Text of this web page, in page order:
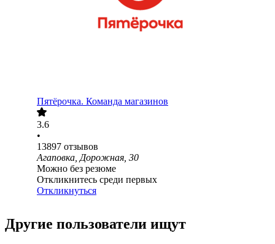
Пятёрочка. Команда магазинов
3.6
•
13897 отзывов
Агаповка, Дорожная, 30
Можно без резюме
Откликнитесь среди первых
Откликнуться
Другие пользователи ищут